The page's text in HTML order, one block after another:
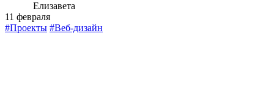
Елизавета
11 февраля
#Проекты #Веб-дизайн